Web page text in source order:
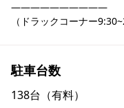
――――――――――
（ドラックコーナー
駐車台数
138台（有料）